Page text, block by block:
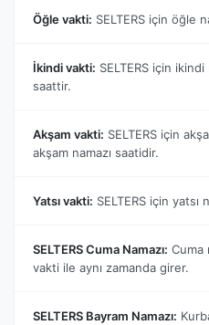
Öğle vakti: SELTERS için öğle
İkindi vakti: SELTERS için ikindi
saattir.
Akşam vakti: SELTERS için
akşam namazı saatidir.
Yatsı vakti: SELTERS için yatsı
SELTERS Cuma Namazı: Cuma
vakti ile aynı zamanda girer.
SELTERS Bayram Namazı: